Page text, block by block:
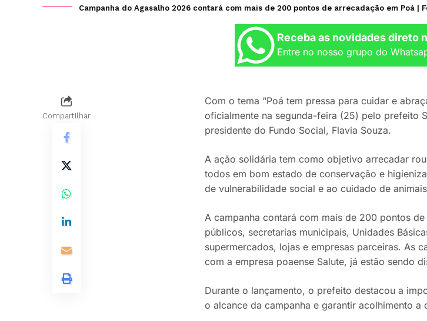
Campanha do Agasalho 2026 contará com mais de 200 pontos de arrecadação em Poá |
Receba as novidades direto
Entre no nosso grupo do
Compartilhar
Com o tema “Poá tem pressa para cuidar e
oficialmente na segunda-feira (25) pelo prefeito
presidente do Fundo Social, Flavia Souza.
A ação solidária tem como objetivo arrecadar
todos em bom estado de conservação e
de vulnerabilidade social e ao cuidado de
A campanha contará com mais de 200 pontos
públicos, secretarias municipais, Unidades
supermercados, lojas e empresas parceiras. As
com a empresa poaense Salute, já estão sendo
Durante o lançamento, o prefeito destacou a
o alcance da campanha e garantir acolhimento a